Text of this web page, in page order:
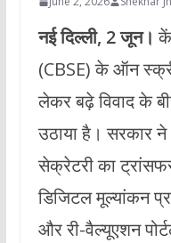
नई दिल्ली, 2 जून।
(CBSE) के ऑन
लेकर बढ़े विवाद के
उठाया है। सरकार
सेक्रेटरी का
डिजिटल मूल्यांकन
और री-वैल्यूएशन